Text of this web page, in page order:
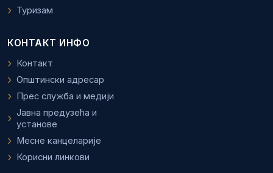
Туризам
КОНТАКТ ИНФО
Контакт
Општински адресар
Прес служба и медији
Јавна предузећа и
установе
Месне канцеларије
Корисни линкови